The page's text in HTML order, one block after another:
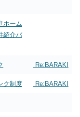
ホーム
紹介バ
Re:BARAKI
ク制度 Re:BARAKI